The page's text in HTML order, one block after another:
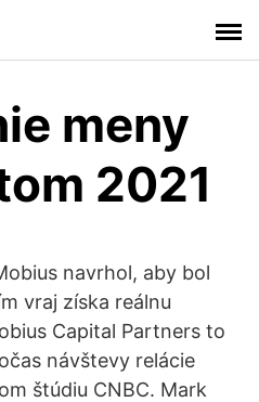
meny
2021
navrhol, aby bol
vraj získa reálnu
Capital Partners to
návštevy relácie
štúdiu CNBC. Mark